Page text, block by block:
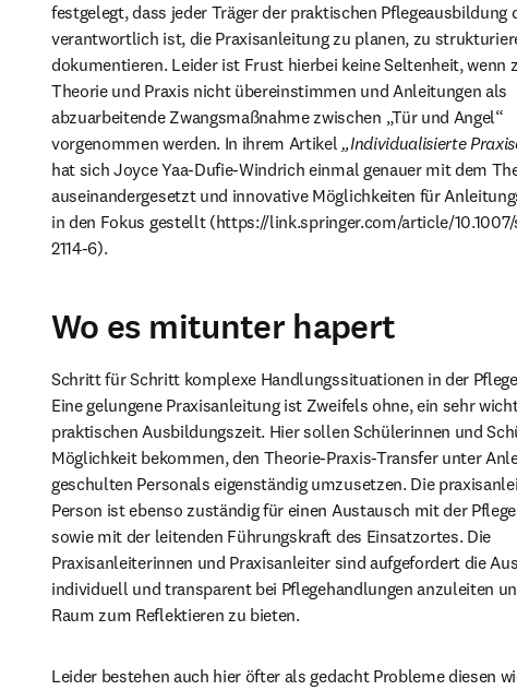
festgelegt, dass jeder Träger der praktischen Pflegeausbildung
verantwortlich ist, die Praxisanleitung zu planen, zu
dokumentieren. Leider ist Frust hierbei keine Seltenheit, wenn
Theorie und Praxis nicht übereinstimmen und Anleitungen als
abzuarbeitende Zwangsmaßnahme zwischen „Tür und Angel“
vorgenommen werden. In ihrem Artikel „Individualisierte
hat sich Joyce Yaa-Dufie-Windrich einmal genauer mit dem
auseinandergesetzt und innovative Möglichkeiten für
in den Fokus gestellt (https://link.springer.com/article/
2114-6).
Wo es mitunter hapert
Schritt für Schritt komplexe Handlungssituationen in der
Eine gelungene Praxisanleitung ist Zweifels ohne, ein sehr
praktischen Ausbildungszeit. Hier sollen Schülerinnen und
Möglichkeit bekommen, den Theorie-Praxis-Transfer unter
geschulten Personals eigenständig umzusetzen. Die
Person ist ebenso zuständig für einen Austausch mit der
sowie mit der leitenden Führungskraft des Einsatzortes. Die
Praxisanleiterinnen und Praxisanleiter sind aufgefordert die
individuell und transparent bei Pflegehandlungen anzuleiten
Raum zum Reflektieren zu bieten.
Leider bestehen auch hier öfter als gedacht Probleme diesen